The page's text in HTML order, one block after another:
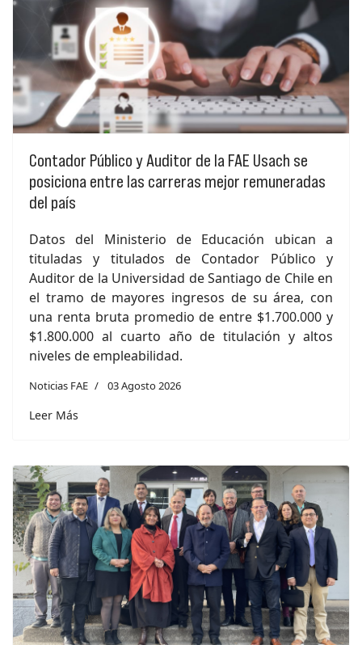
Contador Público y Auditor de la FAE Usach se
posiciona entre las carreras mejor remuneradas
del país
Datos del Ministerio de Educación ubican a
tituladas y titulados de Contador Público y
Auditor de la Universidad de Santiago de Chile en
el tramo de mayores ingresos de su área, con
una renta bruta promedio de entre $1.700.000 y
$1.800.000 al cuarto año de titulación y altos
niveles de empleabilidad.
Noticias FAE 03 Agosto 2026
Leer Más